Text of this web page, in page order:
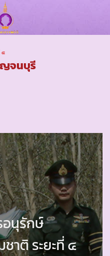
๔
ญจนบุรี
อนุรักษ์
าติ ระยะที่ ๔